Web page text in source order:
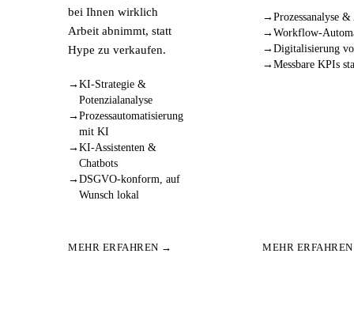
bei Ihnen wirklich
Arbeit abnimmt, statt
Hype zu verkaufen.
KI-Strategie &
Potenzialanalyse
Prozessautomatisierung
mit KI
KI-Assistenten &
Chatbots
DSGVO-konform, auf
Wunsch lokal
MEHR ERFAHREN →
Prozessanalyse
Workflow-
Digitalisierung
Messbare KPIs
MEHR